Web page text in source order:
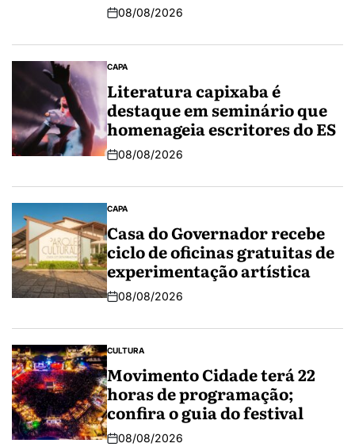
08/08/2026
CAPA
Literatura capixaba é
destaque em seminário que
homenageia escritores do ES
08/08/2026
CAPA
Casa do Governador recebe
ciclo de oficinas gratuitas de
experimentação artística
08/08/2026
CULTURA
Movimento Cidade terá 22
horas de programação;
confira o guia do festival
08/08/2026